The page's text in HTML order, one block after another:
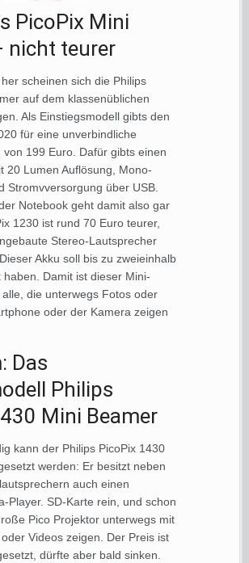
PicoPix Mini
nicht teurer
scheinen sich die Philips
auf dem klassenüblichen
Als Einstiegsmodell gibts den
für eine unverbindliche
von 199 Euro. Dafür gibts einen
20 Lumen Auflösung, Mono-
Stromvversorgung über USB.
Notebook geht damit also gar
1230 ist rund 70 Euro teurer,
Stereo-Lautsprecher
Akku soll bis zu zweieinhalb
haben. Damit ist dieser Mini-
die unterwegs Fotos oder
oder der Kamera zeigen
Das
Philips
Mini Beamer
kann der Philips PicoPix 1430
werden: Er besitzt neben
auch einen
Player. SD-Karte rein, und schon
Pico Projektor unterwegs mit
Videos zeigen. Der Preis ist
dürfte aber bald sinken.